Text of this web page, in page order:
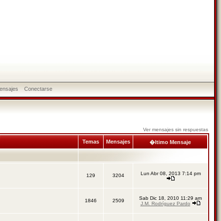
Conectarse
Ver mensajes sin respuestas
Temas Mensajes �ltimo Mensaje
129 3204 Lun Abr 08, 2013 7:14 pm
1846 2509
Sab Dic 18, 2010 11:29 am
J.M. Rodríguez Pardo